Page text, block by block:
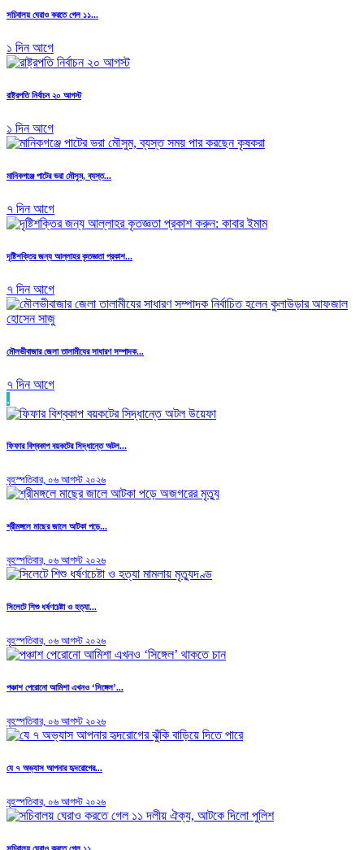
সচিবালয় ঘেরাও করতে গেল ১১...
১ দিন আগে
রাষ্ট্রপতি নির্বাচন ২০ আগস্ট
১ দিন আগে
মানিকগঞ্জে পাটের ভরা মৌসুম, ব্যস্ত...
৭ দিন আগে
দৃষ্টিশক্তির জন্য আল্লাহর কৃতজ্ঞতা প্রকাশ...
৭ দিন আগে
মৌলভীবাজার জেলা তালামীযের সাধারণ সম্পাদক...
৭ দিন আগে
.
ফিফার বিশ্বকাপ বয়কটের সিদ্ধান্তে অটল...
বৃহস্পতিবার, ০৬ আগস্ট ২০২৬
শ্রীমঙ্গলে মাছের জালে আটকা পড়ে...
বৃহস্পতিবার, ০৬ আগস্ট ২০২৬
সিলেটে শিশু ধর্ষণচেষ্টা ও হত্যা...
বৃহস্পতিবার, ০৬ আগস্ট ২০২৬
পঞ্চাশ পেরোনো আমিশা এখনও ‘সিঙ্গেল’...
বৃহস্পতিবার, ০৬ আগস্ট ২০২৬
যে ৭ অভ্যাস আপনার হৃদরোগের...
বৃহস্পতিবার, ০৬ আগস্ট ২০২৬